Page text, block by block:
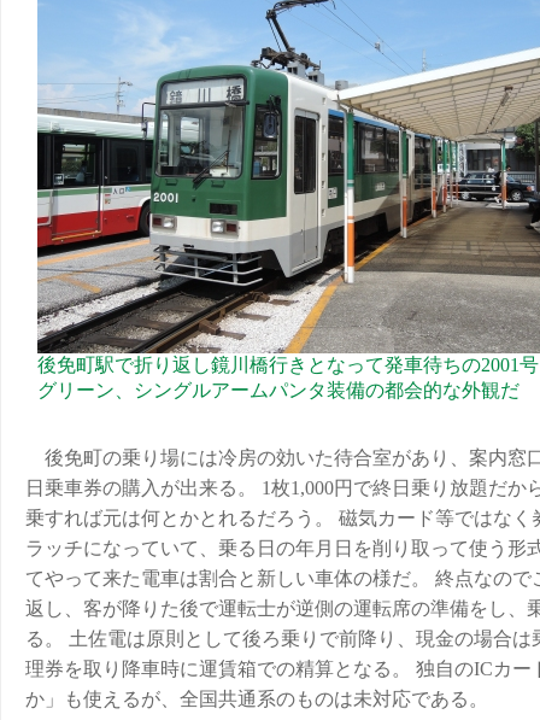
後免町駅で折り返し鏡川橋行きとなって発車待ちの2001
グリーン、シングルアームパンタ装備の都会的な外観だ
後免町の乗り場には冷房の効いた待合室があり、案内窓
日乗車券の購入が出来る。 1枚1,000円で終日乗り放題だか
乗すれば元は何とかとれるだろう。 磁気カード等ではなく
ラッチになっていて、乗る日の年月日を削り取って使う形
てやって来た電車は割合と新しい車体の様だ。 終点なので
返し、客が降りた後で運転士が逆側の運転席の準備をし、
る。 土佐電は原則として後ろ乗りで前降り、現金の場合は
理券を取り降車時に運賃箱での精算となる。 独自のICカー
か」も使えるが、全国共通系のものは未対応である。